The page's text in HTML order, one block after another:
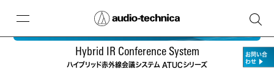
Hybrid IR Conference System
ハイブリッド赤外線会議システム ATUCシリーズ
お問い合
わせ▶